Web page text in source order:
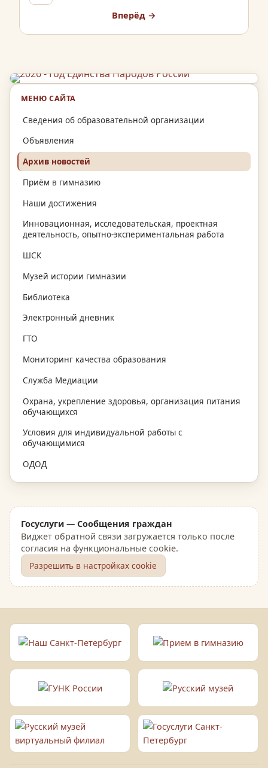
Вперёд →
МЕНЮ САЙТА
Сведения об образовательной организации
Объявления
Архив новостей
Приём в гимназию
Наши достижения
Инновационная, исследовательская, проектная
деятельность, опытно-экспериментальная работа
ШСК
Музей истории гимназии
Библиотека
Электронный дневник
ГТО
Мониторинг качества образования
Служба Медиации
Охрана, укрепление здоровья, организация питания
обучающихся
Условия для индивидуальной работы с
обучающимися
ОДОД
Госуслуги — Сообщения граждан
Виджет обратной связи загружается только после
согласия на функциональные cookie.
Разрешить в настройках cookie